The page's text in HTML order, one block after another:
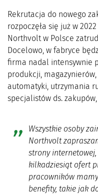
Rekrutacja do nowego
rozpoczęła się już w
Northvolt w Polsce
Docelowo, w fabryce
firma nadal intensywnie
produkcji,
automatyki, utrzymania
specjalistów ds.
Wszystkie osoby
Northvolt
strony
kilkadziesiąt ofert
pracowników
benefity, takie jak